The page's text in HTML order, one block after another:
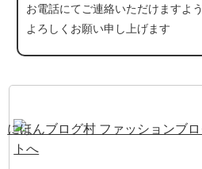
お電話にてご連絡いただけますよう
よろしくお願い申し上げます